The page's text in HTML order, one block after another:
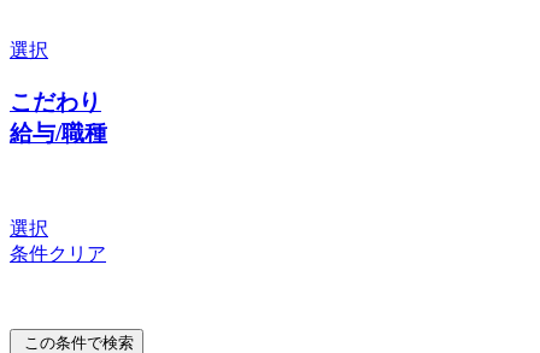
選択
こだわり
給与/職種
選択
条件クリア
この条件で検索